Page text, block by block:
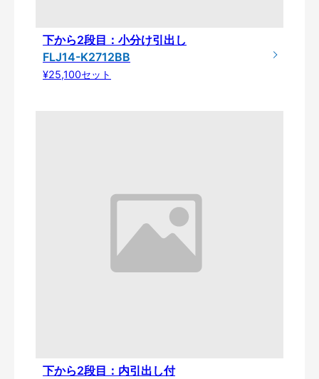
下から2段目：小分け引出し
FLJ14-K2712BB
¥25,100セット
下から2段目：内引出し付